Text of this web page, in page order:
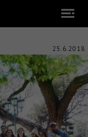
25.6.2018